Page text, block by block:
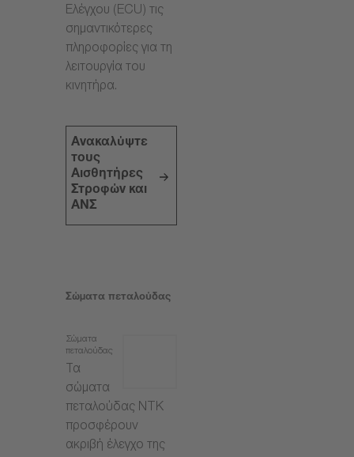
Ελέγχου (ECU) τις
σημαντικότερες
πληροφορίες για τη
λειτουργία του
κινητήρα.
Ανακαλύψτε
τους
Αισθητήρες
Στροφών και
ΑΝΣ
Σώματα πεταλούδας
Σώματα
πεταλούδας
Τα
σώματα
πεταλούδας NTK
προσφέρουν
ακριβή έλεγχο της